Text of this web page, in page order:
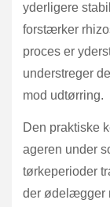
yderligere
forstærker
proces er
understreger
mod udtørring.
Den praktiske
ageren under
tørkeperioder
der ødelægger